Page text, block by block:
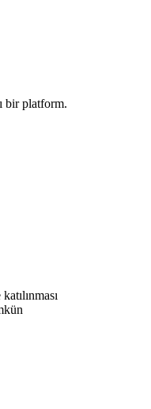
bir platform.